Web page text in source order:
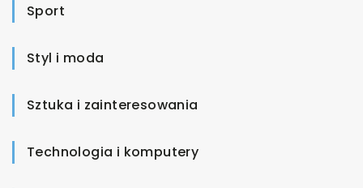
Sport
Styl i moda
Sztuka i zainteresowania
Technologia i komputery